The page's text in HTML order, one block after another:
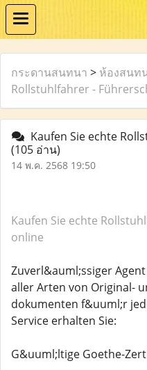
กระดานสนทนา > ห้องสนท
Rollstuhlfahrer -
Kaufen Sie echte
(105 อ่าน)
14 พ.ค. 2568 19:50
Kaufen Sie echte
online
Zuverl&auml;ssiger
aller Arten von Original-
dokumenten f&uuml;r
Service erhalten Sie:
G&uuml;ltige Goethe-